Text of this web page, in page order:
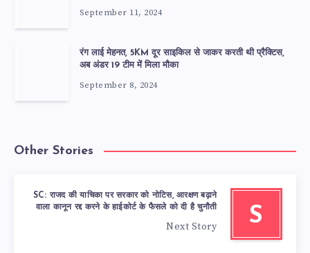
September 11, 2024
रंग लाई मेहनत, 5KM दूर साइकिल से जाकर करती थी प्रैक्टिस,
अब अंडर 19 टीम में मिला मौका
September 8, 2024
Other Stories
S
SC: राजद की याचिका पर सरकार को नोटिस, आरक्षण बढ़ाने
वाला कानून रद्द करने के हाईकोर्ट के फैसले को दी है चुनौती
Next Story